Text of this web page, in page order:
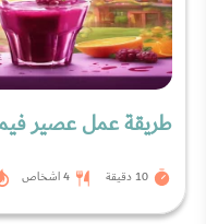
طريقة عمل عصير
10 دقيقة 4 اشخاص